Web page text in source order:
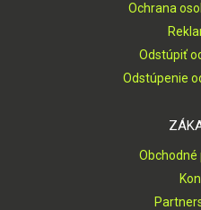
Ochrana
Odstúpiť
Odstúpenie